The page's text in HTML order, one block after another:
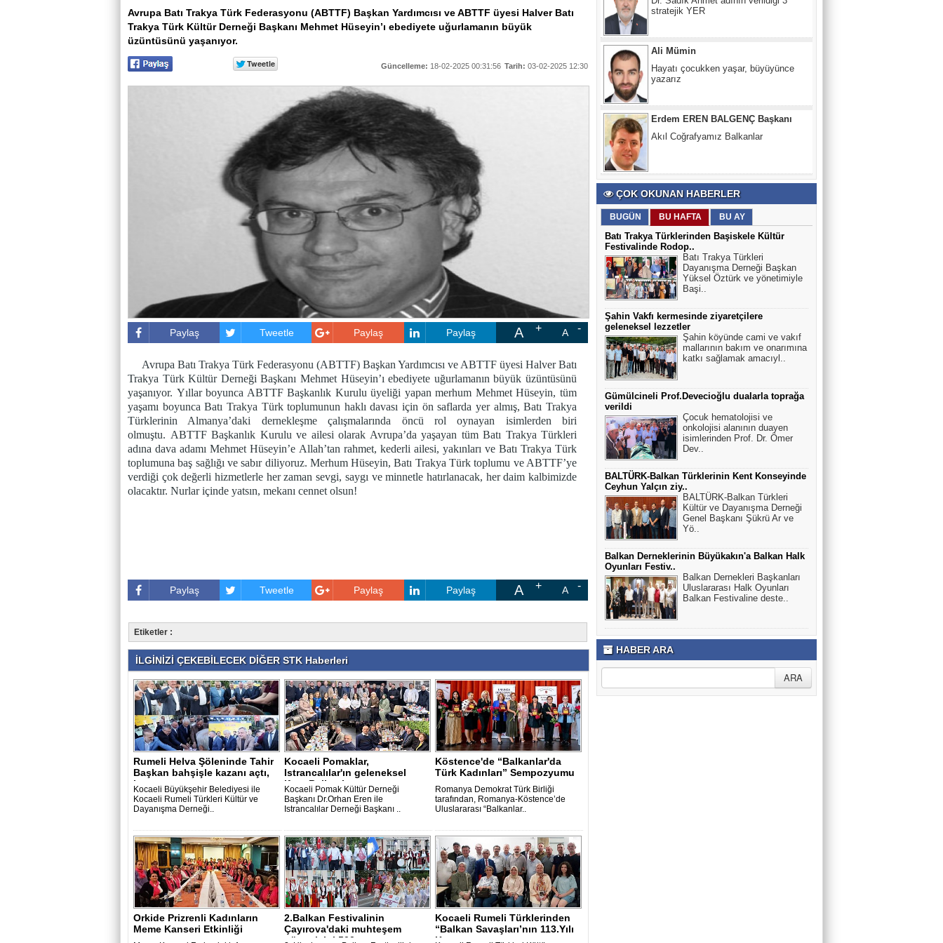
Avrupa Batı Trakya Türk Federasyonu (ABTTF) Başkan Yardımcısı ve ABTTF üyesi Halver Batı
Trakya Türk Kültür Derneği Başkanı Mehmet Hüseyin’ı ebediyete uğurlamanın büyük
üzüntüsünü yaşanıyor.
Güncelleme: 18-02-2025 00:31:56 Tarih: 03-02-2025 12:30
Paylaş Tweetle Paylaş Paylaş A A
Avrupa Batı Trakya Türk Federasyonu (ABTTF) Başkan Yardımcısı ve ABTTF üyesi Halver Batı
Trakya Türk Kültür Derneği Başkanı Mehmet Hüseyin’ıebediyete uğurlamanın büyük üzüntüsünü
yaşanıyor. Yıllar boyunca ABTTF Başkanlık Kurulu üyeliği yapan merhum Mehmet Hüseyin, tüm
yaşamı boyunca Batı Trakya Türk toplumunun haklı davası için ön saflarda yer almış, Batı Trakya
Türklerinin Almanya’daki dernekleşme çalışmalarında öncü rol oynayan isimlerden biri
olmuştu. ABTTF Başkanlık Kurulu ve ailesi olarak Avrupa’da yaşayan tüm Batı Trakya Türkleri
adına dava adamı Mehmet Hüseyin’e Allah’tan rahmet, kederli ailesi, yakınları ve Batı Trakya Türk
toplumuna baş sağlığı ve sabır diliyoruz. Merhum Hüseyin, Batı Trakya Türk toplumu ve ABTTF’ye
verdiği çok değerli hizmetlerle her zaman sevgi, saygı ve minnetle hatırlanacak, her daim kalbimizde
olacaktır. Nurlar içinde yatsın, mekanı cennet olsun!
Paylaş Tweetle Paylaş Paylaş A A
Etiketler :
İLGİNİZİ ÇEKEBİLECEK DİĞER STK Haberleri
Rumeli Helva Şöleninde Tahir
Başkan bahşişle kazanı açtı,
ha..
Kocaeli Büyükşehir Belediyesi ile
Kocaeli Rumeli Türkleri Kültür ve
Dayanışma Derneği..
Kocaeli Pomaklar,
Istrancalılar'ın geleneksel
iftarı Balkanl..
Kocaeli Pomak Kültür Derneği
Başkanı Dr.Orhan Eren ile
Istrancalılar Derneği Başkanı ..
Köstence'de “Balkanlar'da
Türk Kadınları” Sempozyumu
Romanya Demokrat Türk Birliği
tarafından, Romanya-Köstence’de
Uluslararası “Balkanlar..
Orkide Prizrenli Kadınların
Meme Kanseri Etkinliği
2.Balkan Festivalinin
Çayırova'daki muhteşem
gösterisini 500..
Kocaeli Rumeli Türklerinden
“Balkan Savaşları’nın 113.Yılı
K..
Ali Mümin
Erdem EREN BALGENÇ Başkanı
eteklerinden Breştanik'li 3 kahraman
ÇOK OKUNAN HABERLER
BUGÜN BU HAFTA BU AY
Batı Trakya Türklerinden Başiskele Kültür
Festivalinde Rodop..
Batı Trakya Türkleri
Dayanışma Derneği Başkan
Yüksel Öztürk ve yönetimiyle
Başi..
Şahin Vakfı kermesinde ziyaretçilere
geleneksel lezzetler
Şahin köyünde cami ve vakıf
mallarının bakım ve onarımına
katkı sağlamak amacıyl..
Gümülcineli Prof.Devecioğlu dualarla toprağa
verildi
Çocuk hematolojisi ve
onkolojisi alanının duayen
isimlerinden Prof. Dr. Ömer
Dev..
BALTÜRK-Balkan Türklerinin Kent Konseyinde
Ceyhun Yalçın ziy..
BALTÜRK-Balkan Türkleri
Kültür ve Dayanışma Derneği
Genel Başkanı Şükrü Ar ve
Yö..
Balkan Derneklerinin Büyükakın'a Balkan Halk
Oyunları Festiv..
Balkan Dernekleri Başkanları
Uluslararası Halk Oyunları
Balkan Festivaline deste..
HABER ARA